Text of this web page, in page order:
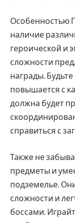
Особенностью
наличие
героической и
сложности
награды.
повышается с
должна будет
справиться с
Также не
предметы и
подземелье.
сложности и
боссами.